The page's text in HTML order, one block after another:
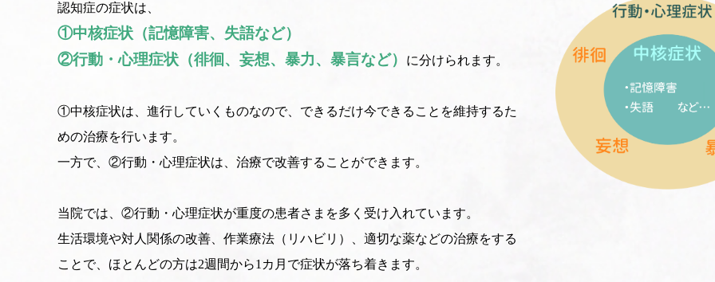
認知症の症状は、
①中核症状（記憶障害、失語など）
②行動・心理症状（徘徊、妄想、暴力、暴言など）
に分けられます。
①中核症状は、進行していくものなので、できるだけ今できることを維持するた
めの治療を行います。
一方で、②行動・心理症状は、治療で改善することができます。
当院では、②行動・心理症状が重度の患者さまを多く受け入れています。
生活環境や対人関係の改善、作業療法（リハビリ）、適切な薬などの治療をする
ことで、ほとんどの方は2週間から1カ月で症状が落ち着きます。